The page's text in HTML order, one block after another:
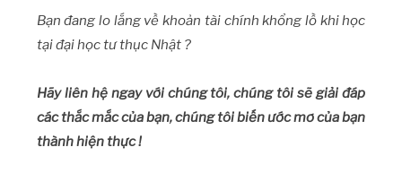
Bạn đang lo lắng về khoản tài chính khổng lồ khi học
tại đại học tư thục Nhật ?
Hãy liên hệ ngay với chúng tôi, chúng tôi sẽ giải đáp
các thắc mắc của bạn, chúng tôi biến ước mơ của bạn
thành hiện thực !